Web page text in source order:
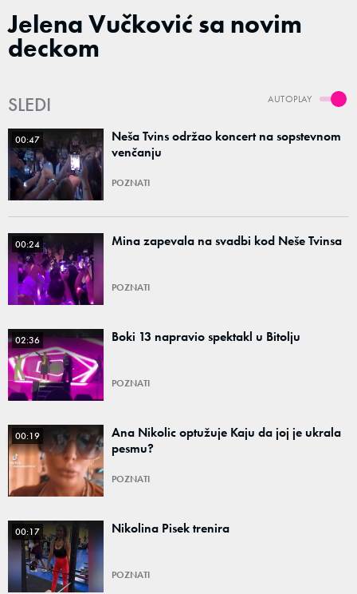
Jelena Vučković sa novim
deckom
AUTOPLAY
SLEDI
00:47
Neša Tvins održao koncert na sopstevnom
venčanju
POZNATI
00:24 Mina zapevala na svadbi kod Neše Tvinsa
POZNATI
02:36 Boki 13 napravio spektakl u Bitolju
POZNATI
00:19
Ana Nikolic optužuje Kaju da joj je ukrala
pesmu?
POZNATI
00:17 Nikolina Pisek trenira
POZNATI